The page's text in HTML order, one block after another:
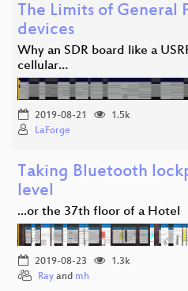
The Limits of General
devices
Why an SDR board like a
cellular…
2019-08-21
1.5k
LaForge
Taking Bluetooth
level
...or the 37th floor of a Hotel
2019-08-23
1.3k
Ray and mh